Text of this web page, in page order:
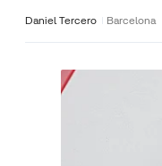
Daniel Tercero Barcelona